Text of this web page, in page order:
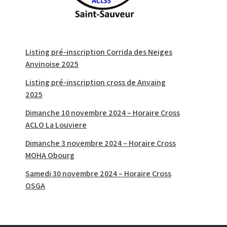
Listing pré-inscription Corrida des Neiges
Anvinoise 2025
Listing pré-inscription cross de Anvaing
2025
Dimanche 10 novembre 2024 – Horaire Cross
ACLO La Louviere
Dimanche 3 novembre 2024 – Horaire Cross
MOHA Obourg
Samedi 30 novembre 2024 – Horaire Cross
OSGA